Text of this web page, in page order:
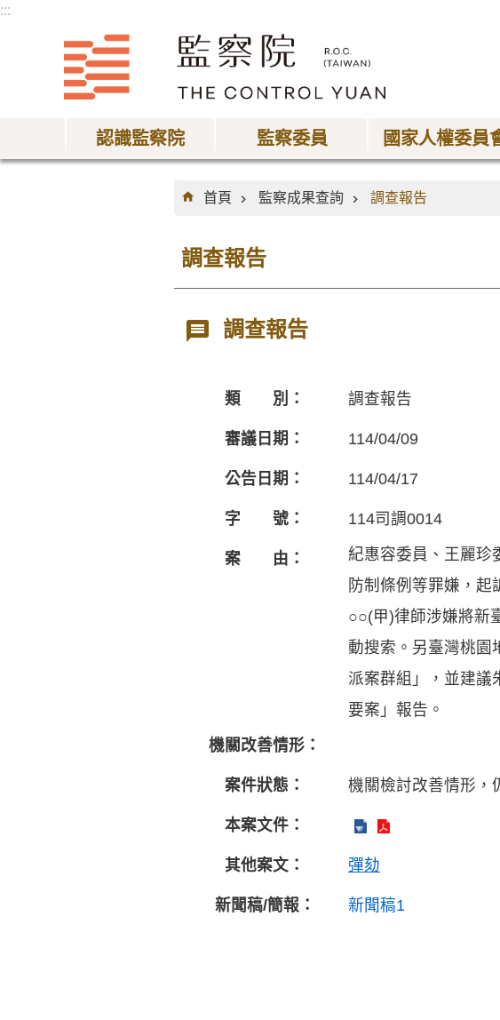
:::
認識監察院 監察委員 國家人權委員
:::
首頁
監察成果查詢 調查報告
調查報告
調查報告
類 別： 調查報告
審議日期： 114/04/09
公告日期： 114/04/17
字 號： 114司調0014
案 由：
紀惠容委員、王麗珍
防制條例等罪嫌，
○○(甲)律師涉嫌將新
動搜索。另臺灣桃園
派案群組」，並建議
要案」報告。
機關改善情形：
案件狀態： 機關檢討改善情形，
本案文件：
其他案文： 彈劾
新聞稿/簡報： 新聞稿1